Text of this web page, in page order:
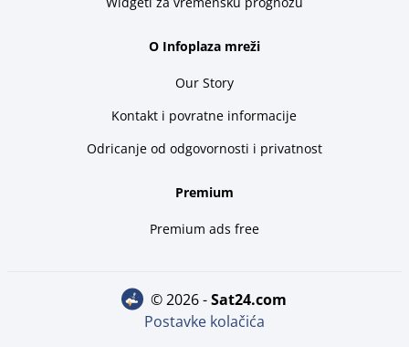
O Infoplaza mreži
Our Story
Kontakt i povratne informacije
Odricanje od odgovornosti i privatnost
Premium
Premium ads free
© 2026 - sat24.com
Postavke kolačića